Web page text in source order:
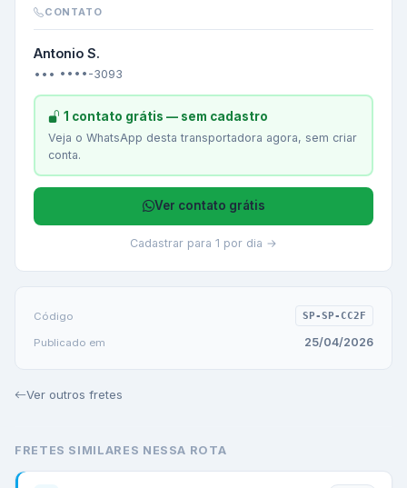
CONTATO
Antonio S.
••• ••••-3093
1 contato grátis — sem cadastro
Veja o WhatsApp desta transportadora agora, sem criar
conta.
Ver contato grátis
Cadastrar para 1 por dia →
Código SP-SP-CC2F
Publicado em 25/04/2026
Ver outros fretes
FRETES SIMILARES NESSA ROTA